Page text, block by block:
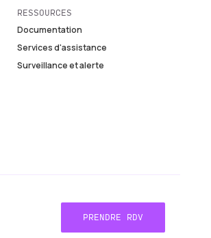
RESSOURCES
Documentation
Services d'assistance
Surveillance et alerte
PRENDRE RDV
PRENDRE RDV